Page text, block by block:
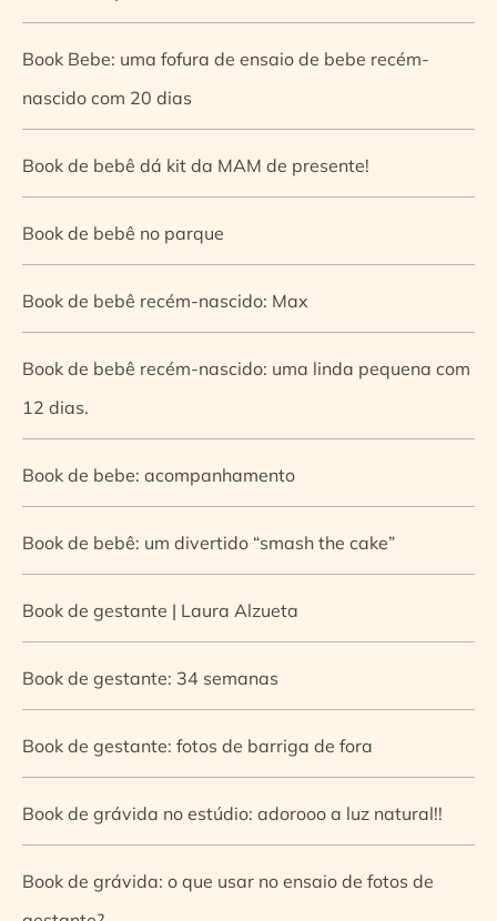
Book Bebe: uma fofura de ensaio de bebe recém-
nascido com 20 dias
Book de bebê dá kit da MAM de presente!
Book de bebê no parque
Book de bebê recém-nascido: Max
Book de bebê recém-nascido: uma linda pequena com
12 dias.
Book de bebe: acompanhamento
Book de bebê: um divertido “smash the cake”
Book de gestante | Laura Alzueta
Book de gestante: 34 semanas
Book de gestante: fotos de barriga de fora
Book de grávida no estúdio: adorooo a luz natural!!
Book de grávida: o que usar no ensaio de fotos de